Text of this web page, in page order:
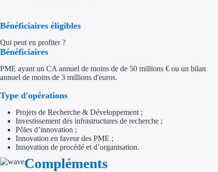
Bénéficiaires éligibles
Qui peut en profiter ?
Bénéficiaires
PME ayant un CA annuel de moins de de 50 millions € ou un bilan
annuel de moins de 3 millions d'euros.
Type d'opérations
Projets de Recherche & Développement ;
Investissement des infrastructures de recherche ;
Pôles d’innovation ;
Innovation en faveur des PME ;
Innovation de procédé et d’organisation.
Compléments